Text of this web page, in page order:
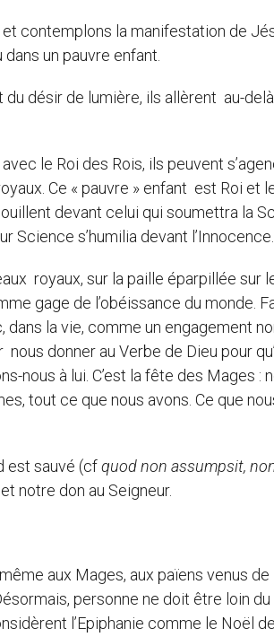
la manifestation de
un pauvre enfant.
de lumière, ils allèrent au-delà
Roi des Rois, ils peuvent
Ce « pauvre » enfant est Roi et
devant celui qui soumettra la
Science s’humilia devant l’Innocence.
sur la paille éparpillée sur le
gage de l’obéissance du monde.
dans la vie, comme un engagement
donner au Verbe de Dieu pour
nous à lui. C’est la fête des Mages :
tout ce que nous avons. Ce que
sauvé (cfquod non assumpsit,
notre don au Seigneur.
aux Mages, aux païens venus de
personne ne doit être loin
l’Epiphanie comme le Noël